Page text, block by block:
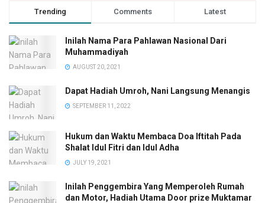
Trending Comments Latest
Inilah Nama Para Pahlawan Nasional Dari
Muhammadiyah
AUGUST 20, 2021
Dapat Hadiah Umroh, Nani Langsung Menangis
SEPTEMBER 11, 2022
Hukum dan Waktu Membaca Doa Iftitah Pada
Shalat Idul Fitri dan Idul Adha
JULY 19, 2021
Inilah Penggembira Yang Memperoleh Rumah
dan Motor, Hadiah Utama Door prize Muktamar